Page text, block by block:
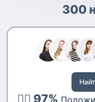
300
👍🏻 97%